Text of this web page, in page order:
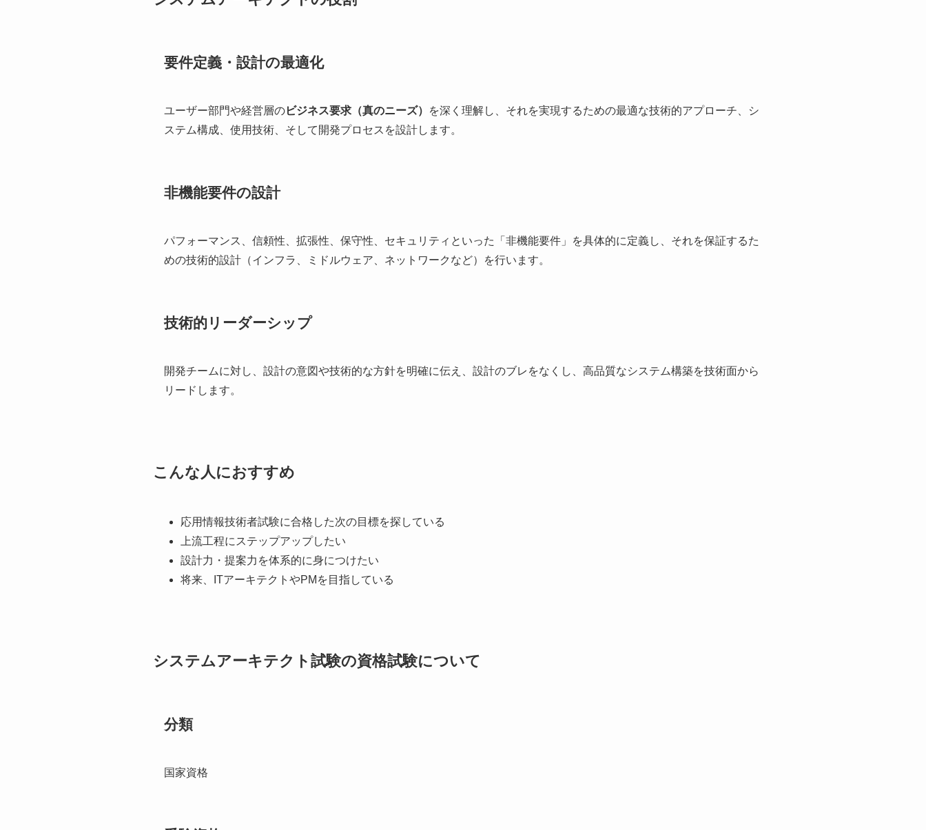
要件定義・設計の最適化
ユーザー部門や経営層のビジネス要求（真のニーズ）
を深く理解し、それを実現するための最適な技術的アプローチ、シ
ステム構成、使用技術、そして開発プロセスを設計します。
非機能要件の設計
パフォーマンス、信頼性、拡張性、保守性、セキュリティといった「非機能要件」を具体的に定義し、それを保証するた
めの技術的設計（インフラ、ミドルウェア、ネットワークなど）を行います。
技術的リーダーシップ
開発チームに対し、設計の意図や技術的な方針を明確に伝え、設計のブレをなくし、高品質なシステム構築を技術面から
リードします。
こんな人におすすめ
応用情報技術者試験に合格した次の目標を探している
上流工程にステップアップしたい
設計力・提案力を体系的に身につけたい
将来、ITアーキテクトやPMを目指している
システムアーキテクト試験の資格試験について
分類
国家資格